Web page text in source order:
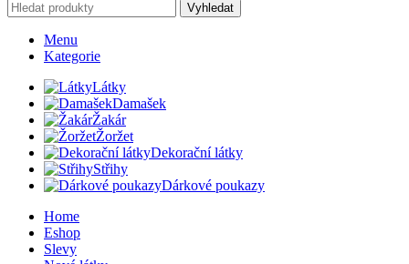
Vyhledat
Menu
Kategorie
Látky
Damašek
Žakár
Žoržet
Dekorační látky
Střihy
Dárkové poukazy
Home
Eshop
Slevy